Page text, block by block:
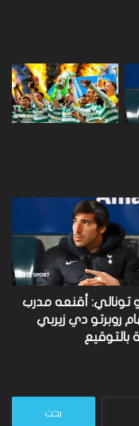
تونالي: أقنعه مدرب
روبرتو دي زيربي
بالتوقيع
البحث